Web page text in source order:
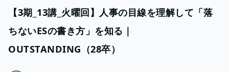
【3期_13講_火曜回】人事の目線を理解して「落
ちないESの書き方」を知る｜
OUTSTANDING（28卒）